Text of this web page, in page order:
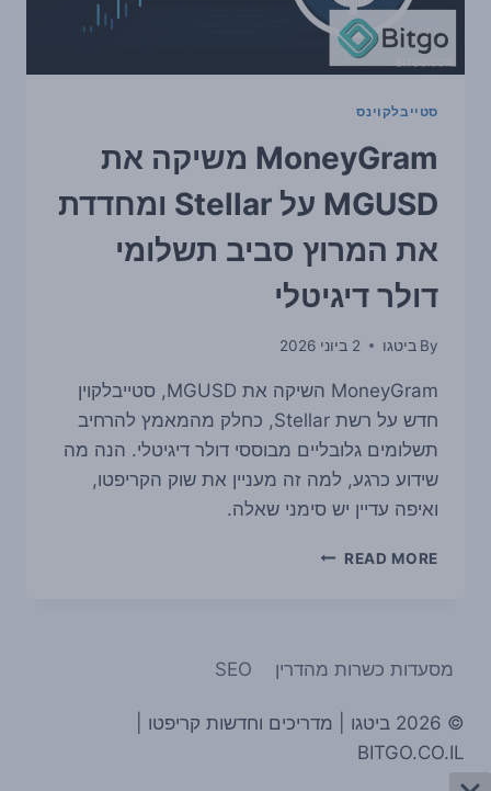
סטייבלקוינס
MoneyGram משיקה את
MGUSD על Stellar ומחדדת
את המרוץ סביב תשלומי
דולר דיגיטלי
By ביטגו 2 ביוני 2026
MoneyGram השיקה את MGUSD, סטייבלקוין
חדש על רשת Stellar, כחלק מהמאמץ להרחיב
תשלומים גלובליים מבוססי דולר דיגיטלי. הנה מה
שידוע כרגע, למה זה מעניין את שוק הקריפטו,
ואיפה עדיין יש סימני שאלה.
READ MORE
MONEYGRAM
STELLAR
את
המרוץ
מסעדות כשרות מהדרין SEO
© 2026 ביטגו | מדריכים וחדשות קריפטו |
BITGO.CO.IL